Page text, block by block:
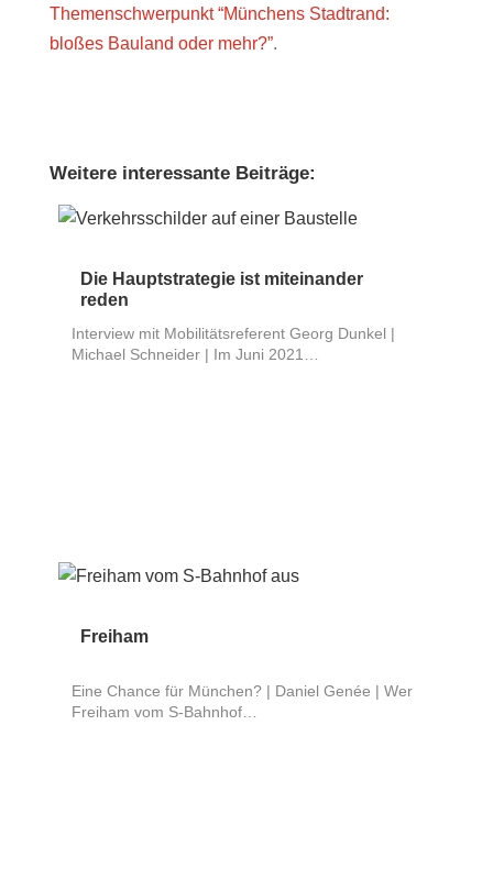
Themenschwerpunkt “Münchens Stadtrand:
bloßes Bauland oder mehr?”.
Weitere interessante Beiträge:
Die Hauptstrategie ist miteinander
reden
Interview mit Mobilitätsreferent Georg Dunkel |
Michael Schneider | Im Juni 2021…
Freiham
Eine Chance für München? | Daniel Genée | Wer
Freiham vom S-Bahnhof…